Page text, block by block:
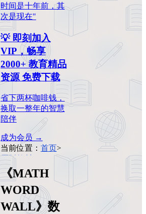
时间是十年前，其
次是现在"
💡 即刻加入
VIP，畅享
2000+ 教育精品
资源 免费下载
省下两杯咖啡钱，
换取一整年的智慧
陪伴
成为会员 →
当前位置： 首页>
原版教材
《MATH WORD
WALL》数学环创
墙贴数字启蒙海报
素材
《MATH
WORD
WALL》数